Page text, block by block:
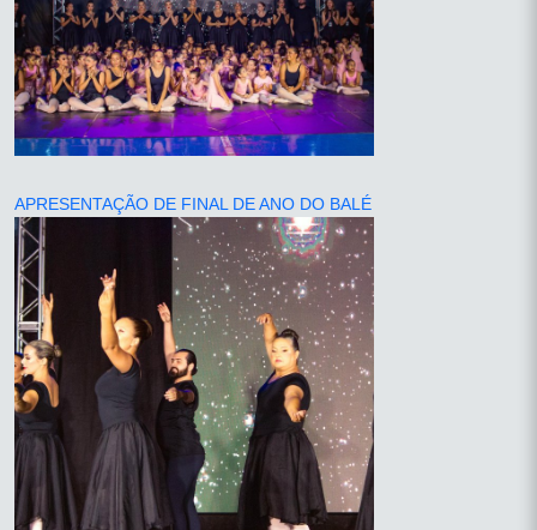
APRESENTAÇÃO DE FINAL DE ANO DO BALÉ